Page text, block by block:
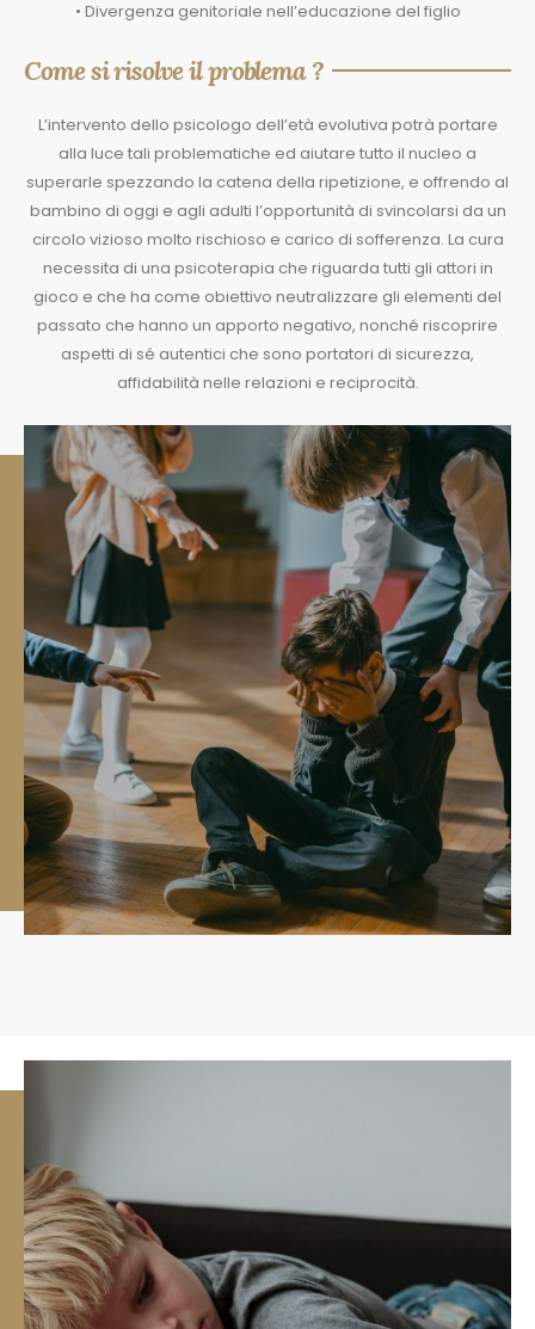
• Divergenza genitoriale nell’educazione del figlio
Come si risolve il problema ?
L’intervento dello psicologo dell’età evolutiva potrà portare
alla luce tali problematiche ed aiutare tutto il nucleo a
superarle spezzando la catena della ripetizione, e offrendo al
bambino di oggi e agli adulti l’opportunità di svincolarsi da un
circolo vizioso molto rischioso e carico di sofferenza. La cura
necessita di una psicoterapia che riguarda tutti gli attori in
gioco e che ha come obiettivo neutralizzare gli elementi del
passato che hanno un apporto negativo, nonché riscoprire
aspetti di sé autentici che sono portatori di sicurezza,
affidabilità nelle relazioni e reciprocità.